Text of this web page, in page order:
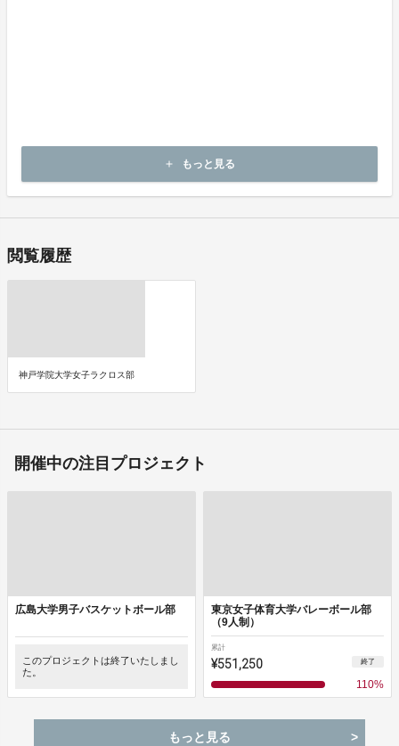
本プロジェクトは実行確約型です。
add もっと見る
閲覧履歴
神戸学院大学女子ラクロス部
開催中の注目プロジェクト
広島大学男子バスケットボール部
このプロジェクトは終了いたしまし
た。
東京女子体育大学バレーボール部
（9人制）
累計
¥551,250 終了
110%
もっと見る